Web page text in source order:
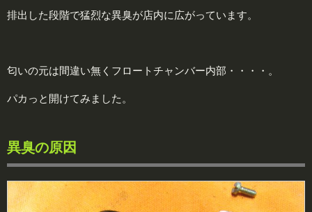
排出した段階で猛烈な異臭が店内に広がっています。
匂いの元は間違い無くフロートチャンバー内部・・・・。
パカっと開けてみました。
異臭の原因